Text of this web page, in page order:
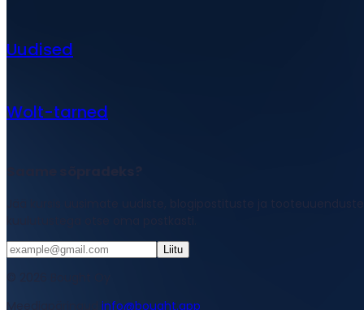
Uudised
Wolt-tarned
Liitu
info@bought.app